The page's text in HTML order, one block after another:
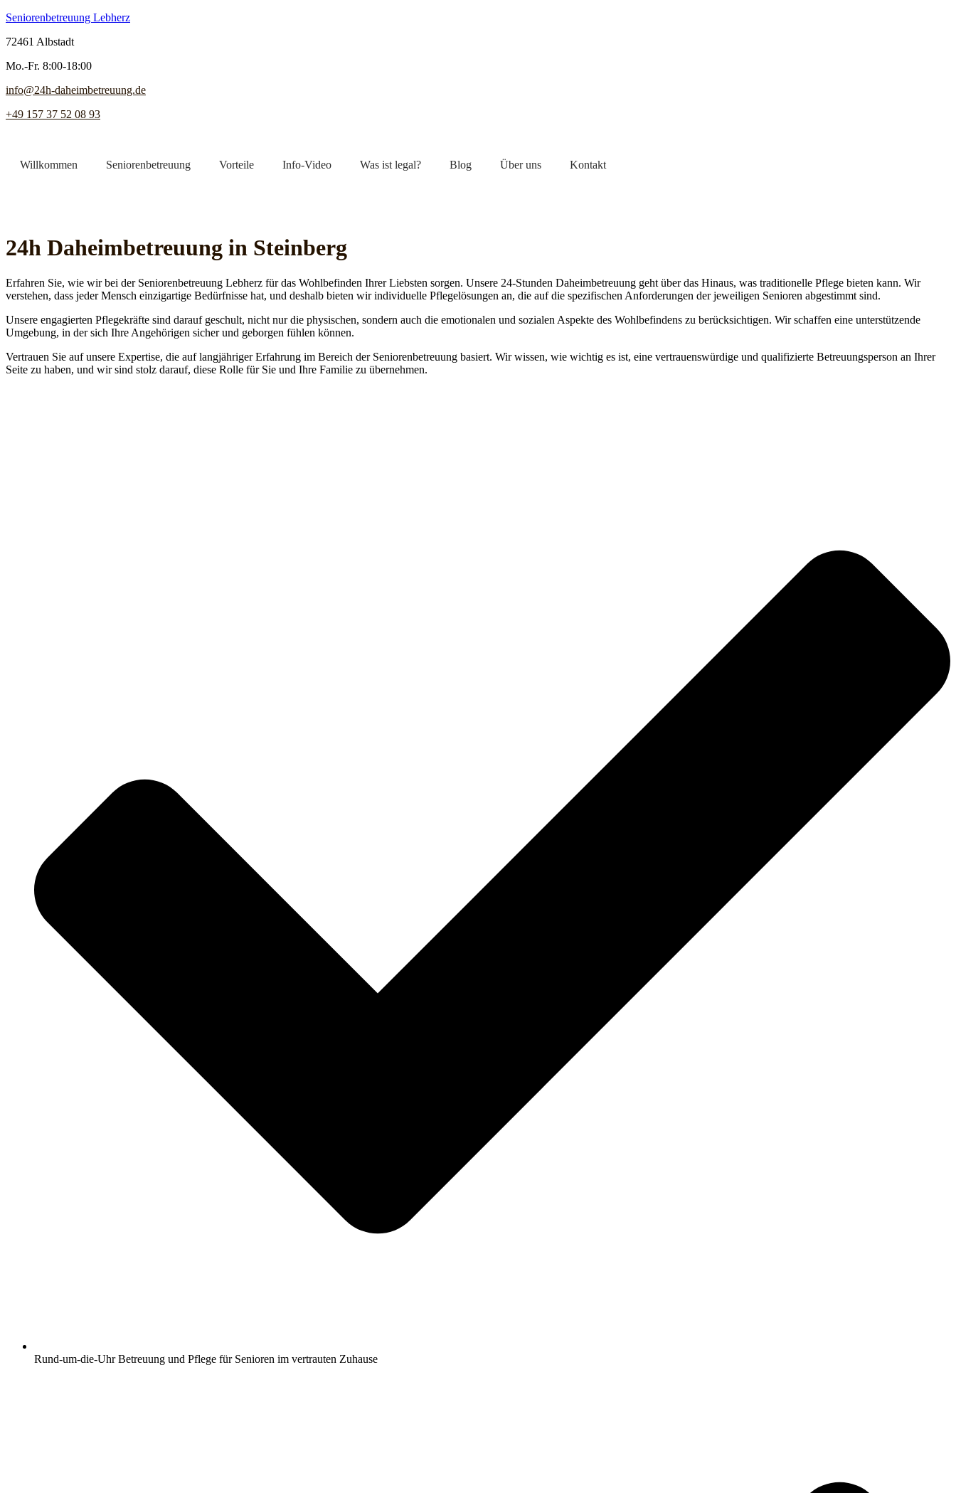
Seniorenbetreuung Lebherz
72461 Albstadt
Mo.-Fr. 8:00-18:00
info@24h-daheimbetreuung.de
+49 157 37 52 08 93
Willkommen Seniorenbetreuung Vorteile Info-Video Was ist legal? Blog Über uns Kontakt
24h Daheim­betreuung in Steinberg
Erfahren Sie, wie wir bei der Seniorenbetreuung Lebherz für das Wohlbefinden Ihrer Liebsten sorgen. Unsere 24-Stunden Daheimbetreuung geht über das Hinaus, was traditionelle Pflege bieten kann. Wir
verstehen, dass jeder Mensch einzigartige Bedürfnisse hat, und deshalb bieten wir individuelle Pflegelösungen an, die auf die spezifischen Anforderungen der jeweiligen Senioren abgestimmt sind.
Unsere engagierten Pflegekräfte sind darauf geschult, nicht nur die physischen, sondern auch die emotionalen und sozialen Aspekte des Wohlbefindens zu berücksichtigen. Wir schaffen eine unterstützende
Umgebung, in der sich Ihre Angehörigen sicher und geborgen fühlen können.
Vertrauen Sie auf unsere Expertise, die auf langjähriger Erfahrung im Bereich der Seniorenbetreuung basiert. Wir wissen, wie wichtig es ist, eine vertrauenswürdige und qualifizierte Betreuungsperson an Ihrer
Seite zu haben, und wir sind stolz darauf, diese Rolle für Sie und Ihre Familie zu übernehmen.
Rund-um-die-Uhr Betreuung und Pflege für Senioren im vertrauten Zuhause